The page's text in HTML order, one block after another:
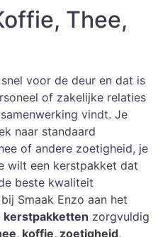
Thee,
voor de deur en dat is
of zakelijke relaties
vindt. Je
naar standaard
of andere zoetigheid, je
wilt een kerstpakket dat
beste kwaliteit
Smaak Enzo aan het
kerstpakketten zorgvuldig
koffie, zoetigheid,